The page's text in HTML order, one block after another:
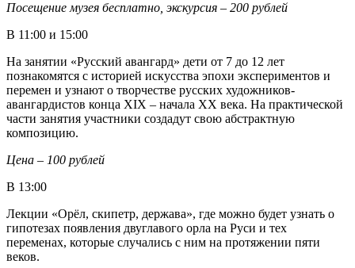
Посещение музея бесплатно, экскурсия – 200 рублей
В 11:00 и 15:00
На занятии «Русский авангард» дети от 7 до 12 лет
познакомятся с историей искусства эпохи экспериментов и
перемен и узнают о творчестве русских художников-
авангардистов конца XIX – начала XX века. На практической
части занятия участники создадут свою абстрактную
композицию.
Цена – 100 рублей
В 13:00
Лекции «Орёл, скипетр, держава», где можно будет узнать о
гипотезах появления двуглавого орла на Руси и тех
переменах, которые случались с ним на протяжении пяти
веков.